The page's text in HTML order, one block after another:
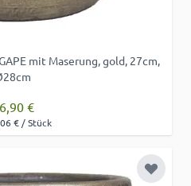
mit Maserung, gold, 27cm,
€
€ / Stück
Zur